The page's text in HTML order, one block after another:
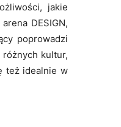
jakie
DESIGN,
poprowadzi
kultur,
też idealnie w